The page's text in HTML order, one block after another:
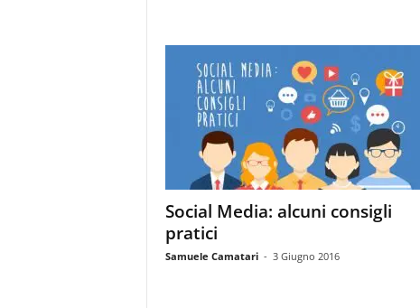
Social Media: alcuni consigli
pratici
Samuele Camatari - 3 Giugno 2016